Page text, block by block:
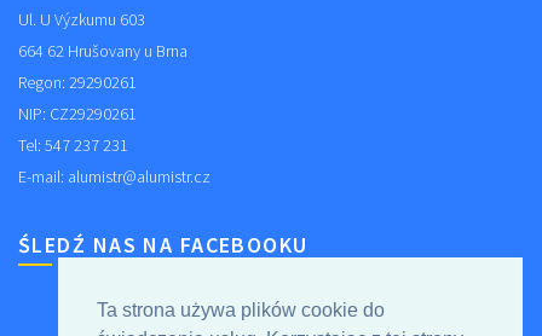
Ta strona używa plików cookie do
Ul. U Výzkumu 603
664 62 Hrušovany u Brna
Regon: 29290261
NIP: CZ29290261
Tel: 547 237 231
E-mail: alumistr@alumistr.cz
ŚLEDŹ NAS NA FACEBOOKU